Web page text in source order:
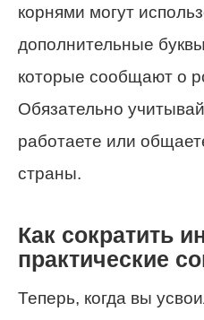
корнями могут
дополнительные
которые сообщают о
Обязательно
работаете или
страны.
Как сократить
практические
Теперь, когда вы